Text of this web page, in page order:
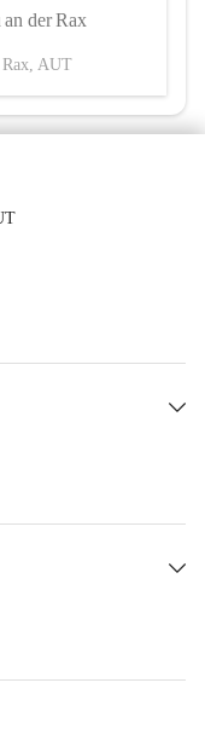
der Rax
Rax, AUT